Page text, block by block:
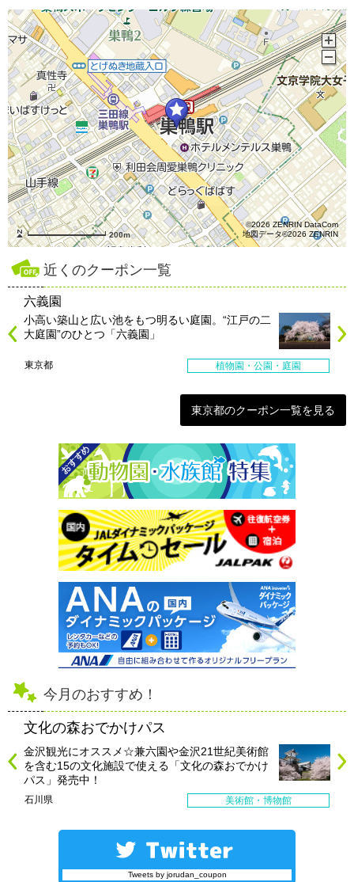
200m
©2026 ZENRIN DataCom
地図データ©2026 ZENRIN
近くのクーポン一覧
六義園
小高い築山と広い池をもつ明るい庭園。“江戸の二
大庭園”のひとつ「六義園」
東京都 植物園・公園・庭園
東京都のクーポン一覧を見る
今月のおすすめ！
文化の森おでかけパス
金沢観光にオススメ☆兼六園や金沢21世紀美術館
を含む15の文化施設で使える「文化の森おでかけ
パス」発売中！
石川県 美術館・博物館
Tweets by jorudan_coupon